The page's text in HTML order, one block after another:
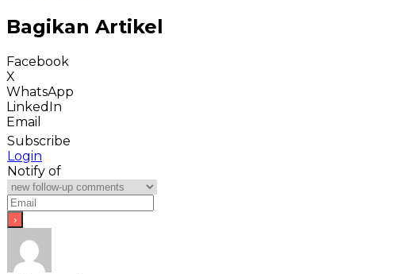
Bagikan Artikel
Facebook
X
WhatsApp
LinkedIn
Email
Subscribe
Login
Notify of